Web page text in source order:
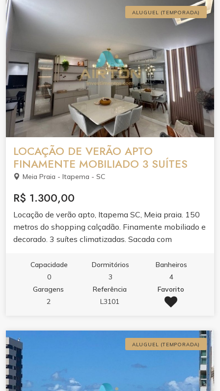
ALUGUEL (TEMPORADA)
LOCAÇÃO DE VERÃO APTO
FINAMENTE MOBILIADO 3 SUÍTES
Meia Praia - Itapema - SC
R$ 1.300,00
Locação de verão apto, Itapema SC, Meia praia. 150
metros do shopping calçadão. Finamente mobiliado e
decorado. 3 suítes climatizadas. Sacada com
vagas de garagem. 2 elevadores. Sala climatizada.
Área de serviço completa com maquina de lavar. Gás
central. Geladeira duplex. Frigobar. Equipado com
todos os utensílios domésticos. 3 camas de casal + 2
travesseiros e toalhas. Observação ( valores podem
mudar conforme as datas e quantidade de pessoas).
Face: @airtoninvestimentos Site:
airtoninvestimentos.com
Capacidade
0
Dormitórios
3
Banheiros
4
Garagens
2
Referência
L3101
Favorito
ALUGUEL (TEMPORADA)